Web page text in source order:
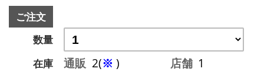
ご注文
数量
在庫
通販 2(※ ) 店舗 1